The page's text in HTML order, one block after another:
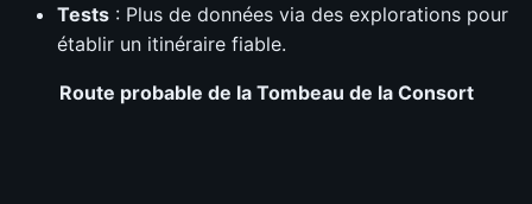
Tests : Plus de données via des explorations pour
établir un itinéraire fiable.
Route probable de la Tombeau de la Consort